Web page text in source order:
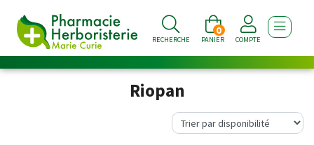
RECHERCHE PANIER
0
COMPTE
Riopan